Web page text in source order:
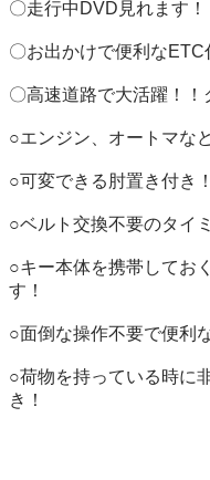
〇走行中DVD見れます！
〇お出かけで便利なETC
〇高速道路で大活躍！！
○エンジン、オートマな
○可変できる肘置き付き！
○ベルト交換不要のタイ
○キー本体を携帯してお
す！
○面倒な操作不要で便利
○荷物を持っている時に
き！